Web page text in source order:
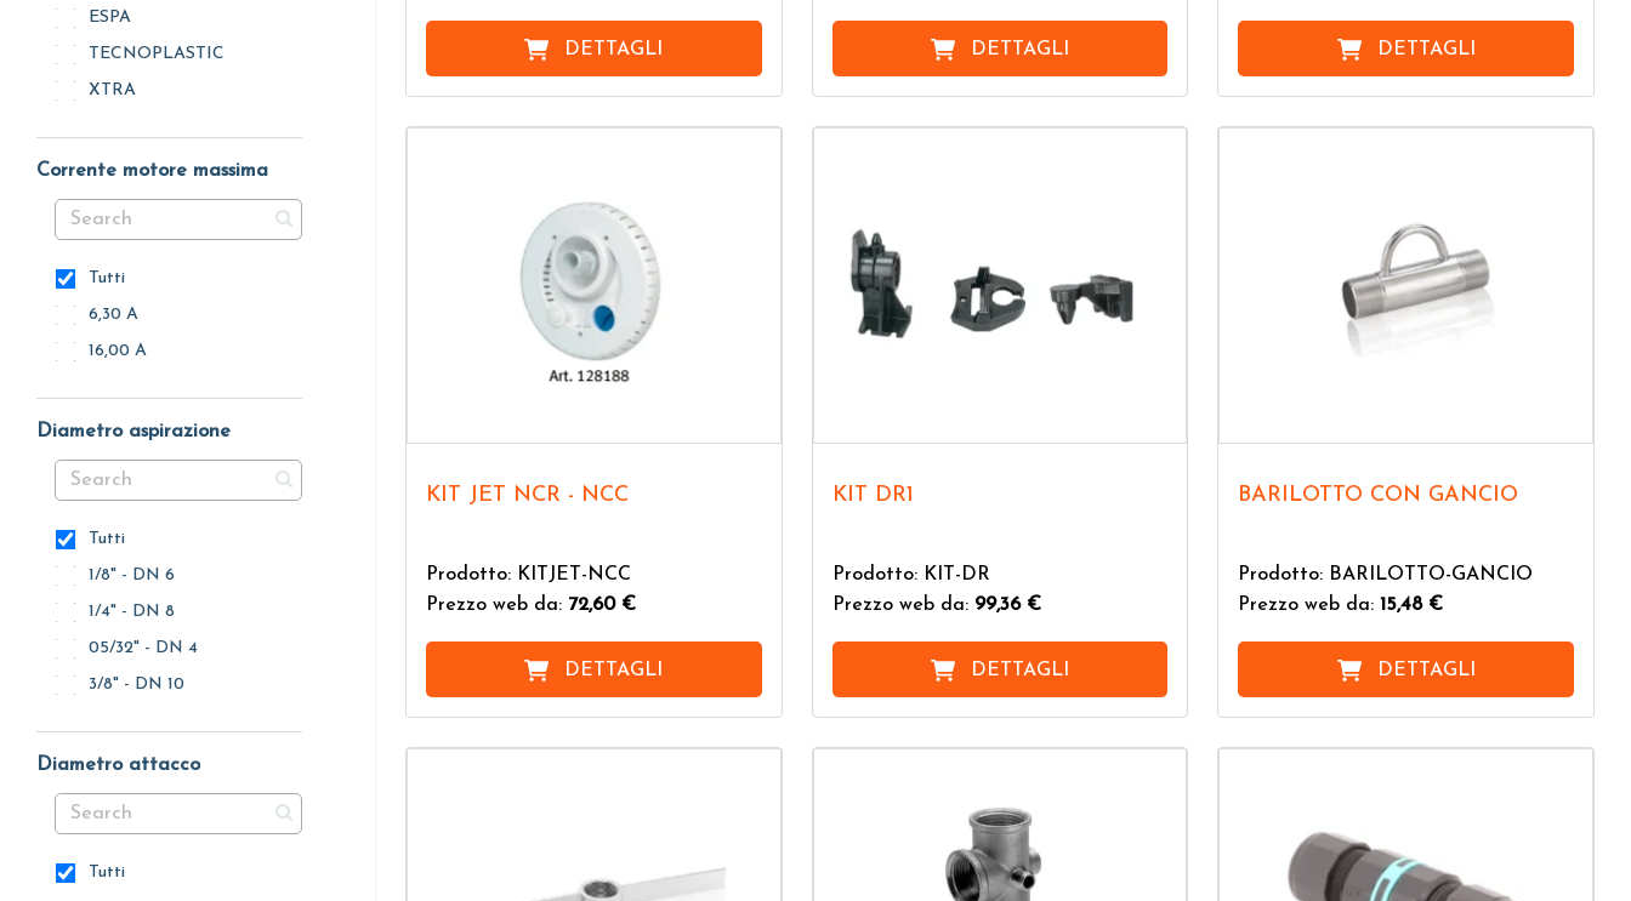
ESPA
TECNOPLASTIC
XTRA
Corrente motore massima
Tutti
6,30 A
16,00 A
Diametro aspirazione
Tutti
1/8" - DN 6
1/4" - DN 8
05/32" - DN 4
3/8" - DN 10
Diametro attacco
Tutti
DETTAGLI DETTAGLI DETTAGLI
KIT JET NCR - NCC
Prodotto: KITJET-NCC
Prezzo web da: 72,60 €
DETTAGLI
KIT DR1
Prodotto: KIT-DR
Prezzo web da: 99,36 €
DETTAGLI
BARILOTTO CON GANCIO
Prodotto: BARILOTTO-GANCIO
Prezzo web da:15,48 €
DETTAGLI